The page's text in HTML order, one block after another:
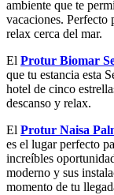
ambiente que te
vacaciones. Perfecto
relax cerca del mar.
El Protur Biomar
que tu estancia esta
hotel de cinco
descanso y relax.
El Protur Naisa
es el lugar perfecto
increíbles
moderno y sus
momento de tu